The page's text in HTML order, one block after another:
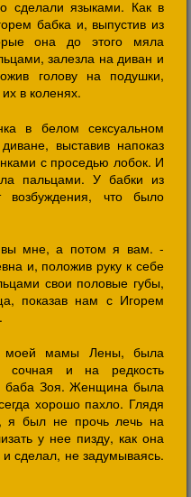
сделали языками. Как в
бабка и, выпустив из
она до этого мяла
залезла на диван и
голову на подушки,
в коленях.
в белом сексуальном
выставив напоказ
с проседью лобок. И
пальцами. У бабки из
что было
мне, а потом я вам. -
и, положив руку к себе
свои половые губы,
показав нам с Игорем
моей мамы Лены, была
сочная и на редкость
баба Зоя. Женщина была
хорошо пахло. Глядя
я был не прочь лечь на
у нее пизду, как она
сделал, не задумываясь.